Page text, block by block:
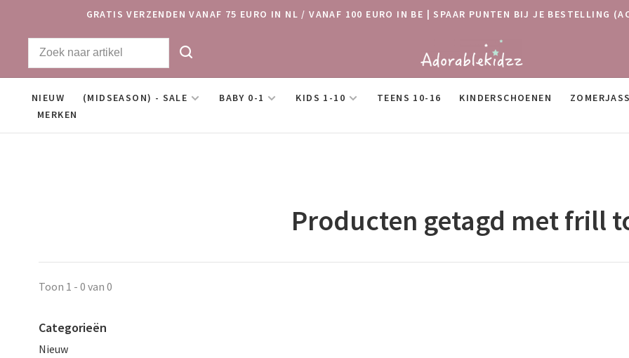
GRATIS VERZENDEN VANAF 75 EURO IN NL / VANAF 100 EURO IN BE | SPAAR PUNTEN BIJ JE BESTELLING
NIEUW (MIDSEASON) - SALE BABY 0-1 KIDS 1-10 TEENS 10-16 KINDERSCHOENEN
MERKEN
Producten getagd met frill
Toon 1 - 0 van 0
Categorieën
Nieuw